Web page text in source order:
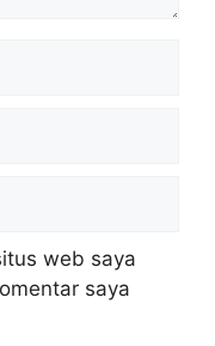
web saya
saya